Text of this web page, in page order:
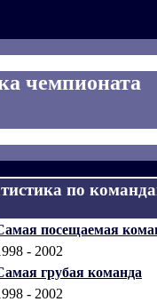
чемпионата
по
посещаемая
- 2002
грубая команда
- 2002